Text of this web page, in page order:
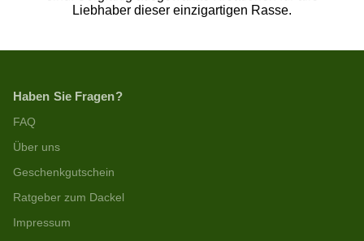
Liebhaber dieser einzigartigen Rasse.
Haben Sie Fragen?
FAQ
Über uns
Geschenkgutschein
Ratgeber zum Dackel
Impressum